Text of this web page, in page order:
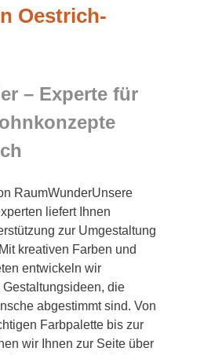
Oestrich-
– Experte für
RaumWunderUnsere
liefert Ihnen
zur Umgestaltung
kreativen Farben und
entwickeln wir
die
abgestimmt sind. Von
Farbpalette bis zur
wir Ihnen zur Seite über